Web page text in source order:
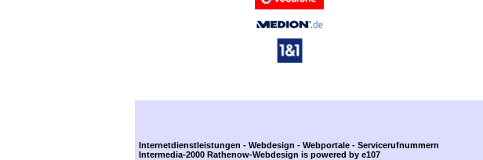
Internetdienstleistungen - Webdesign - Webportale - Servicerufnummern
Intermedia-2000 Rathenow-Webdesign is powered by e107